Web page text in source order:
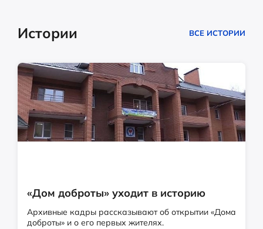
Истории ВСЕ ИСТОРИИ
«Дом доброты» уходит в историю
Архивные кадры рассказывают об открытии «Дома
доброты» и о его первых жителях.